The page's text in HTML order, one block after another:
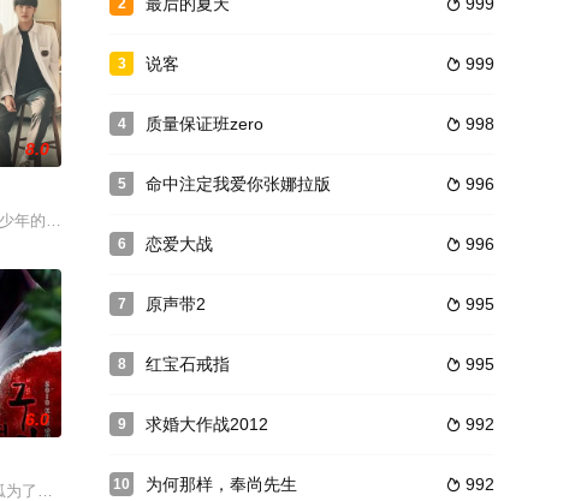
在哪个领域。高中时期，康镇和
8.0
年的死亡而在学校留下怪谈和未能阻止他死亡的少女的故事。以及在6年后，因
为了应对这谜团重重的病毒，
人的牙科医生和陷入爱情的内容。课外教育和中年夫妇危机的社会潮流
屋（黄静茵 饰）和人气偶像组合其中的一员李泰益（鲁敏宇 饰）的故事。满屋和
6.0
了变成人而等待了10年时间，在最后一夜却因丈夫不守约定而前功尽弃，只得
2 
3  999
说客
4  998
质量保证班zero
5  996
命中注定我爱你张娜拉版
6  996
恋爱大战
7  995
原声带2
8  995
红宝石戒指
9  992
求婚大作战2012
10  992
为何那样，奉尚先生